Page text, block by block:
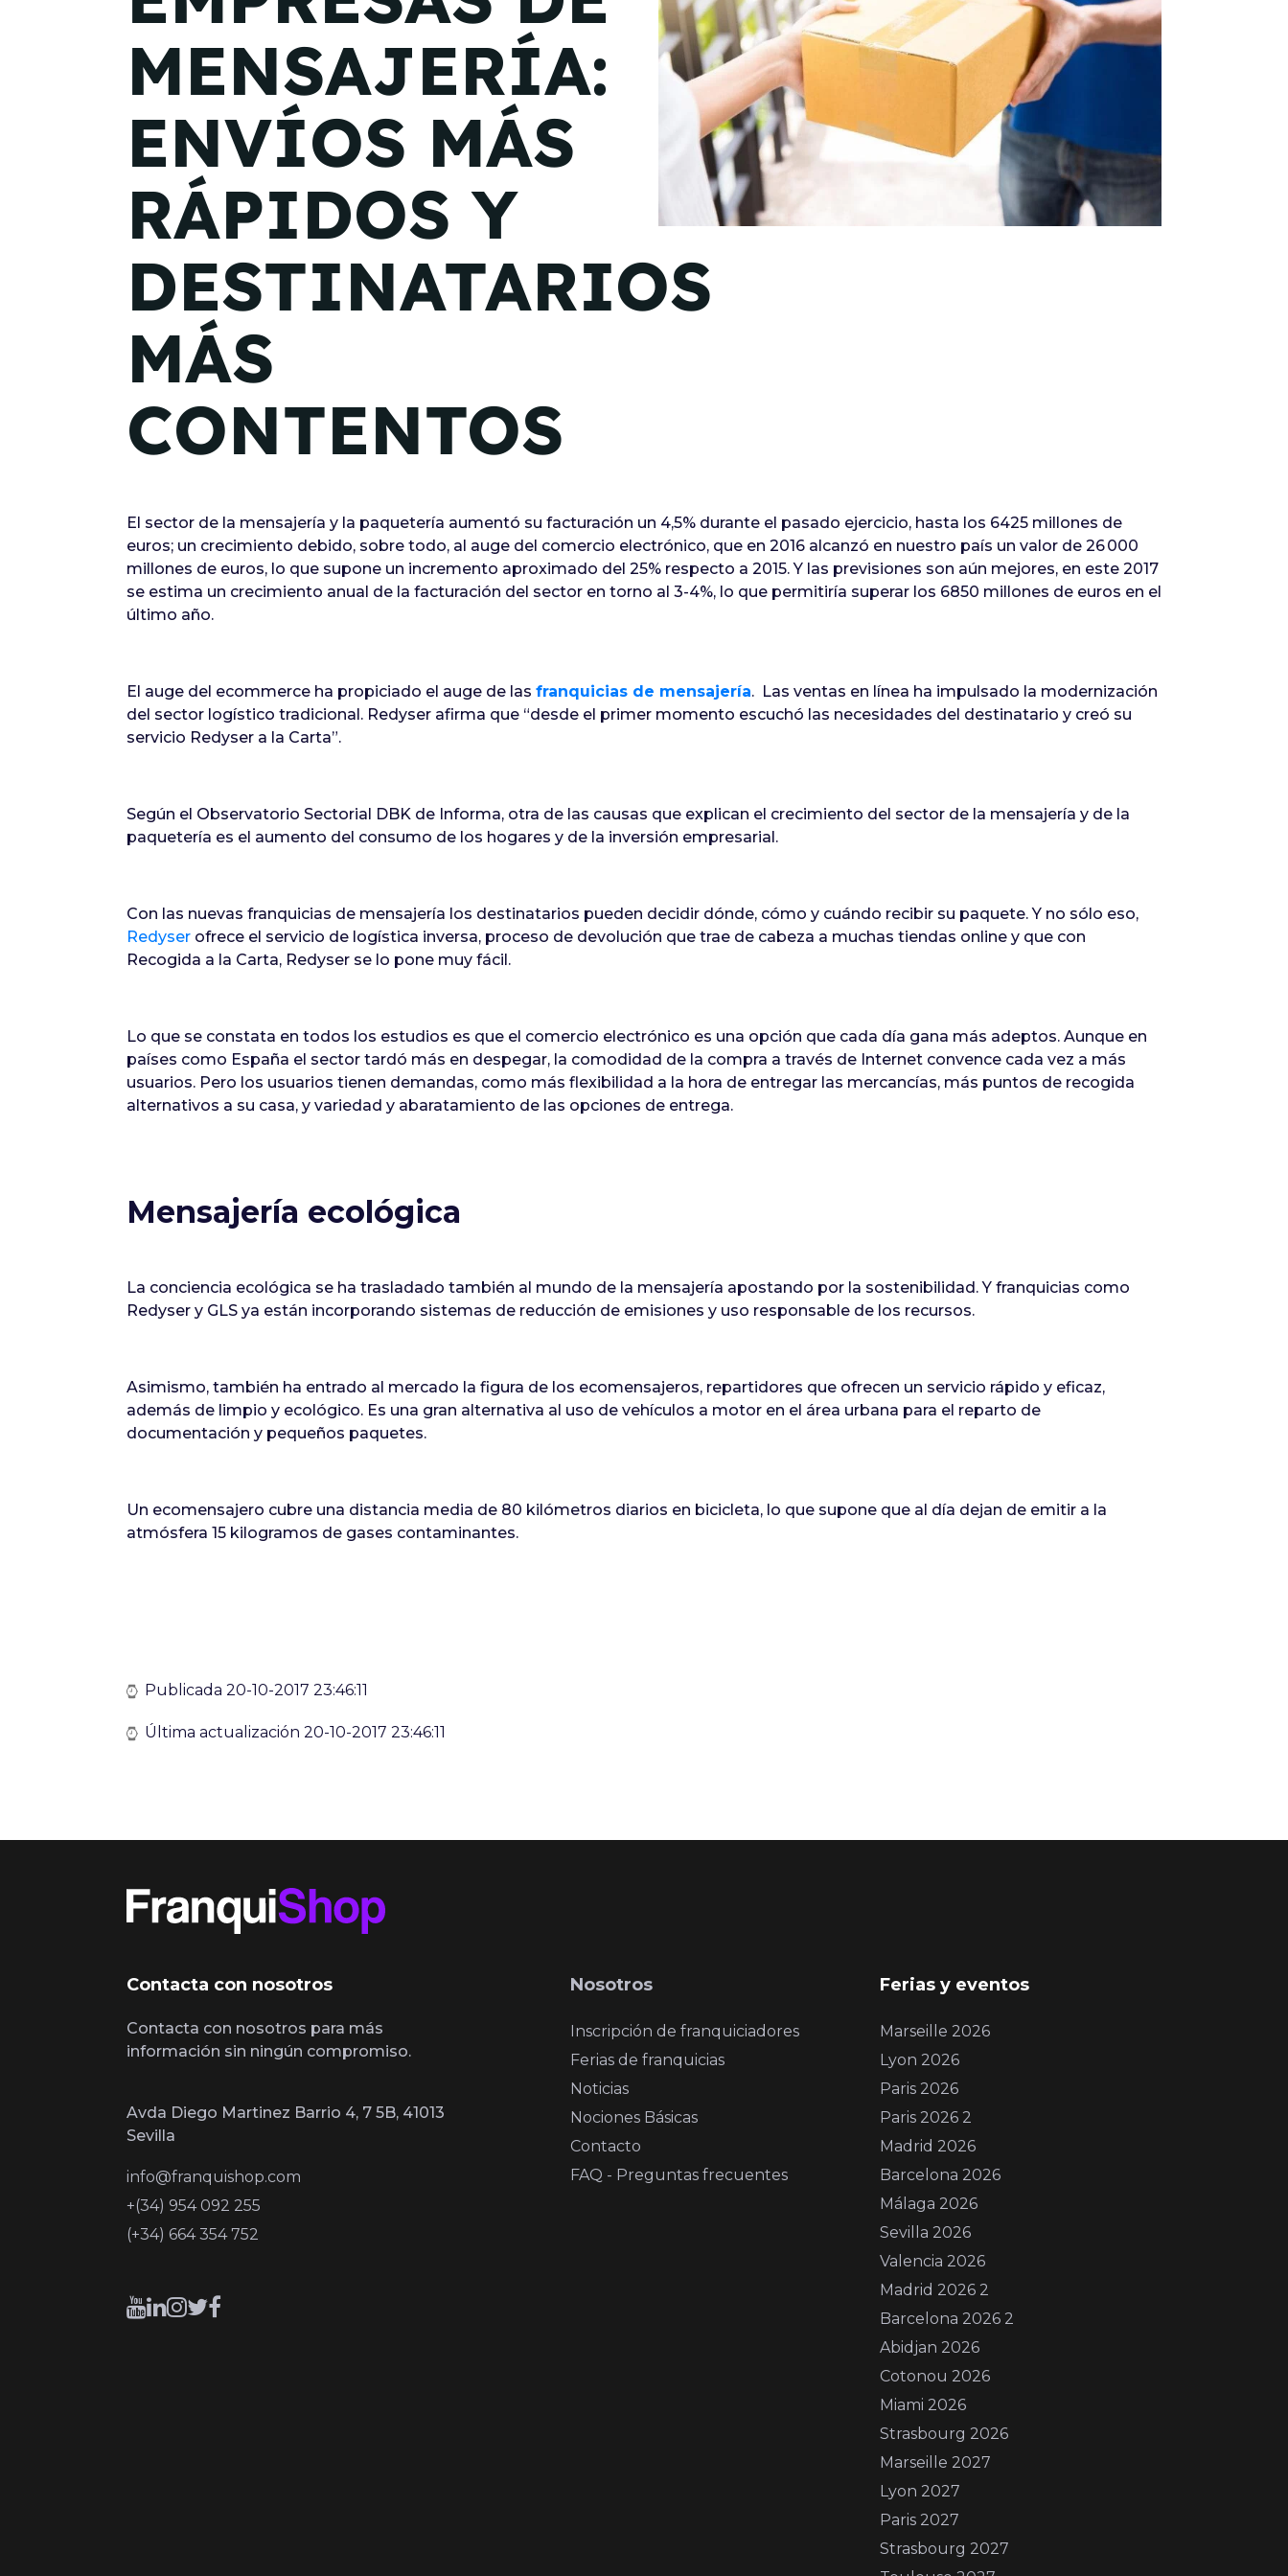
de junio
Madrid 2026 2 -08
de octubre
Castilla-La Mancha
22 de octubre
Barcelona 2026 2 -
05 de noviembre
VER MÁS
Infórmate
MENSAJERÍA:
ENVÍOS MÁS
RÁPIDOS Y
DESTINATARIOS
MÁS
CONTENTOS
El sector de la mensajería y la paquetería aumentó su facturación un 4,5% durante el pasado ejercicio, hasta los 6425 millones de
euros; un crecimiento debido, sobre todo, al auge del comercio electrónico, que en 2016 alcanzó en nuestro país un valor de 26 000
millones de euros, lo que supone un incremento aproximado del 25% respecto a 2015. Y las previsiones son aún mejores, en este 2017
se estima un crecimiento anual de la facturación del sector en torno al 3-4%, lo que permitiría superar los 6850 millones de euros en el
último año.
El auge del ecommerce ha propiciado el auge de las franquicias de mensajería. Las ventas en línea ha impulsado la modernización
del sector logístico tradicional. Redyser afirma que “desde el primer momento escuchó las necesidades del destinatario y creó su
servicio Redyser a la Carta”.
Según el Observatorio Sectorial DBK de Informa, otra de las causas que explican el crecimiento del sector de la mensajería y de la
paquetería es el aumento del consumo de los hogares y de la inversión empresarial.
Con las nuevas franquicias de mensajería los destinatarios pueden decidir dónde, cómo y cuándo recibir su paquete. Y no sólo eso,
Redyser ofrece el servicio de logística inversa, proceso de devolución que trae de cabeza a muchas tiendas online y que con
Recogida a la Carta, Redyser se lo pone muy fácil.
Lo que se constata en todos los estudios es que el comercio electrónico es una opción que cada día gana más adeptos. Aunque en
países como España el sector tardó más en despegar, la comodidad de la compra a través de Internet convence cada vez a más
usuarios. Pero los usuarios tienen demandas, como más flexibilidad a la hora de entregar las mercancías, más puntos de recogida
alternativos a su casa, y variedad y abaratamiento de las opciones de entrega.
Mensajería ecológica
La conciencia ecológica se ha trasladado también al mundo de la mensajería apostando por la sostenibilidad. Y franquicias como
Redyser y GLS ya están incorporando sistemas de reducción de emisiones y uso responsable de los recursos.
Asimismo, también ha entrado al mercado la figura de los ecomensajeros, repartidores que ofrecen un servicio rápido y eficaz,
además de limpio y ecológico. Es una gran alternativa al uso de vehículos a motor en el área urbana para el reparto de
documentación y pequeños paquetes.
Un ecomensajero cubre una distancia media de 80 kilómetros diarios en bicicleta, lo que supone que al día dejan de emitir a la
atmósfera 15 kilogramos de gases contaminantes.
Publicada 20-10-2017 23:46:11
Última actualización 20-10-2017 23:46:11
Contacta con nosotros
Contacta con nosotros para más
información sin ningún compromiso.
Avda Diego Martinez Barrio 4, 7 5B, 41013
Sevilla
info@franquishop.com
+(34) 954 092 255
(+34) 664 354 752
Nosotros
Inscripción de franquiciadores
Ferias de franquicias
Noticias
Nociones Básicas
Contacto
FAQ - Preguntas frecuentes
Ferias y eventos
Marseille 2026
Lyon 2026
Paris 2026
Paris 2026 2
Madrid 2026
Barcelona 2026
Málaga 2026
Sevilla 2026
Valencia 2026
Madrid 2026 2
Barcelona 2026 2
Abidjan 2026
Cotonou 2026
Miami 2026
Strasbourg 2026
Marseille 2027
Lyon 2027
Paris 2027
Strasbourg 2027